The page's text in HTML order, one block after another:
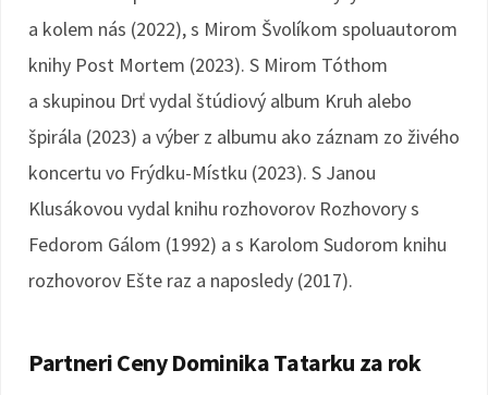
a kolem nás (2022), s Mirom Švolíkom spoluautorom
knihy Post Mortem (2023). S Mirom Tóthom
a skupinou Drť vydal štúdiový album Kruh alebo
špirála (2023) a výber z albumu ako záznam zo živého
koncertu vo Frýdku-Místku (2023). S Janou
Klusákovou vydal knihu rozhovorov Rozhovory s
Fedorom Gálom (1992) a s Karolom Sudorom knihu
rozhovorov Ešte raz a naposledy (2017).
Partneri Ceny Dominika Tatarku za rok